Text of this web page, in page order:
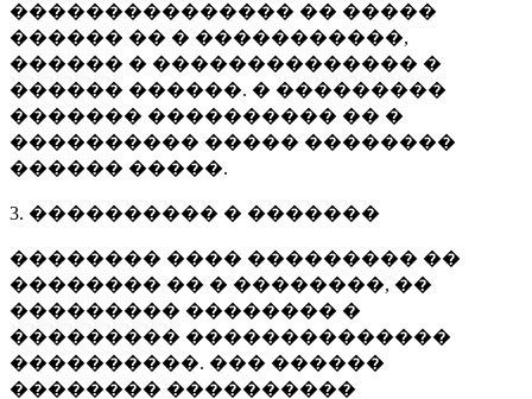
��������������� �� �����
������ �� � �����������,
������ � �������������� �
������ ������. � ���������
������� ���������� �� �
���������� ����� ��������
������ �����.
3. ���������� � �������
�������� ���� ��������� ��
�������� �� � ��������, ��
��������� �������� �
��������� ��������������
����������. ��� ������
�������� ����������